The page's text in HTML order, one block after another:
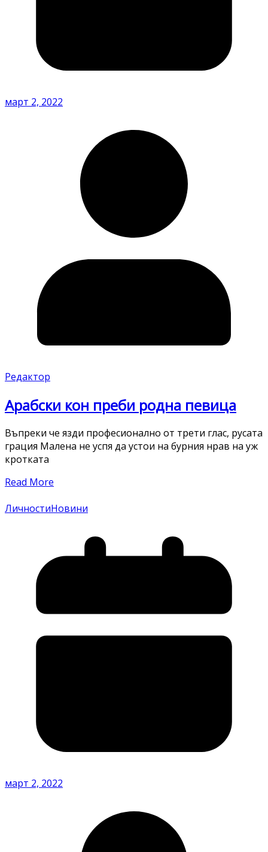
март 2, 2022
Редактор
Арабски кон преби родна певица
Въпреки че язди професионално от трети глас, русата
грация Малена не успя да устои на бурния нрав на уж
кротката
Read More
ЛичностиНовини
март 2, 2022